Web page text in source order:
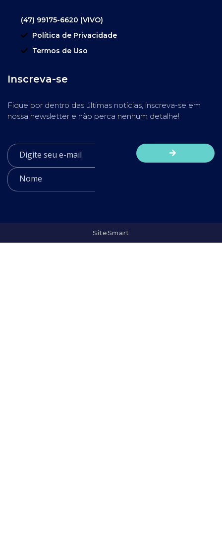
(47) 99175-6620 (VIVO)
Política de Privacidade
Termos de Uso
Inscreva-se
Fique por dentro das últimas notícias, inscreva-se em
nossa newsletter e não perca nenhum detalhe!
SiteSmart